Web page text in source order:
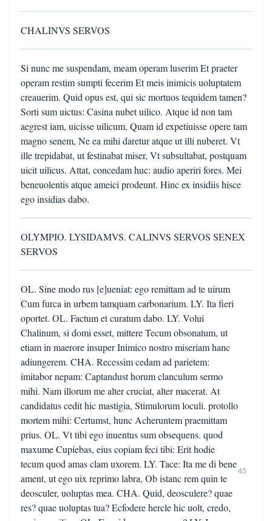
CHALINVS SERVOS
Si nunc me suspendam, meam operam luserim Et praeter
operam restim sumpti fecerim Et meis inimicis uoluptatem
creauerim. Quid opus est, qui sic mortuos tequidem tamen?
Sorti sum uictus: Casina nubet uilico. Atque id non tam
aegrest iam, uicisse uilicum, Quam id expetiuisse opere tam
magno senem, Ne ea mihi daretur atque ut illi nuberet. Vt
ille trepidabat, ut festinabat miser, Vt subsultabat, postquam
uicit uilicus. Attat, concedam huc: audio aperiri fores. Mei
beneuolentis atque ameici prodeunt. Hinc ex insidiis hisce
ego insidias dabo.
OLYMPIO. LYSIDAMVS. CALINVS SERVOS SENEX
SERVOS
OL. Sine modo rus [e]ueniat: ego remittam ad te uirum
Cum furca in urbem tamquam carbonarium. LY. Ita fieri
oportet. OL. Factum et curatum dabo. LY. Volui
Chalinum, si domi esset, mittere Tecum obsonatum, ut
etiam in maerore insuper Inimico nostro miseriam hanc
adiungerem. CHA. Recessim cedam ad parietem:
imitabor nepam: Captandust horum clanculum sermo
mihi. Nam illorum me alter cruciat, alter macerat. At
candidatus cedit hic mastigia, Stimulorum loculi. protollo
mortem mihi: Certumst, hunc Acheruntem praemittam
prius. OL. Vt tibi ego inuentus sum obsequens. quod
maxume Cupiebas, eius copiam feci tibi: Erit hodie
tecum quod amas clam uxorem. LY. Tace: Ita me di bene
ament, ut ego uix reprimo labra, Ob istanc rem quin te
deosculer, uoluptas mea. CHA. Quid, deosculere? quae
res? quae uoluptas tua? Ecfodere hercle hic uolt, credo,
45